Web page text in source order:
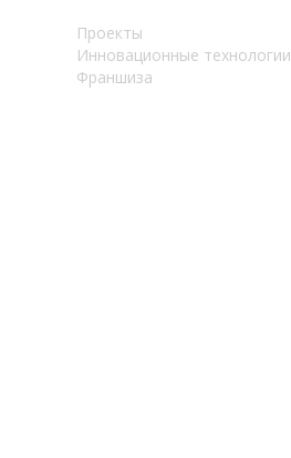
Проекты
Инновационные технологии
Франшиза